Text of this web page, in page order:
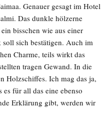
Genauer gesagt im Hotel
Das dunkle hölzerne
bisschen wie aus einer
sich bestätigen. Auch im
Charme, teils wirkt das
tragen Gewand. In die
Holzschiffes. Ich mag das ja,
für all das eine ebenso
Erklärung gibt, werden wir